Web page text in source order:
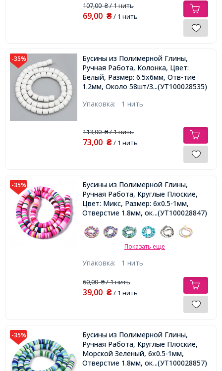
107,00₴/ 1 нить
69,00 ₴/ 1 нить
-35%
Бусины из Полимерной Глины,
Ручная Работа, Колонка, Цвет:
Белый, Размер: 6.5х6мм, Отв-тие
1.2мм, Около 58шт/38см/нить,
...(УТ100028535)
Упаковка: 1 нить
113,00₴/ 1 нить
73,00 ₴/ 1 нить
-35%
Бусины из Полимерной Глины,
Ручная Работа, Круглые Плоские,
Цвет: Микс, Размер: 6x0.5-1мм,
Отверстие 1.8мм, около...(УТ100028847)
Показать еще
Упаковка: 1 нить
60,00₴/ 1 нить
39,00 ₴/ 1 нить
-35%
Бусины из Полимерной Глины,
Ручная Работа, Круглые Плоские,
Морской Зеленый, 6x0.5-1мм,
Отверстие 1.8мм, около...(УТ100028857)